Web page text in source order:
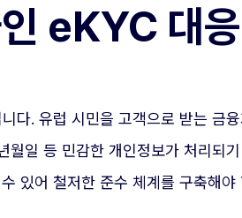
eKYC 대
다. 유럽 시민을 고객으로 받는 금
일 등 민감한 개인정보가 처리되
있어 철저한 준수 체계를 구축해야